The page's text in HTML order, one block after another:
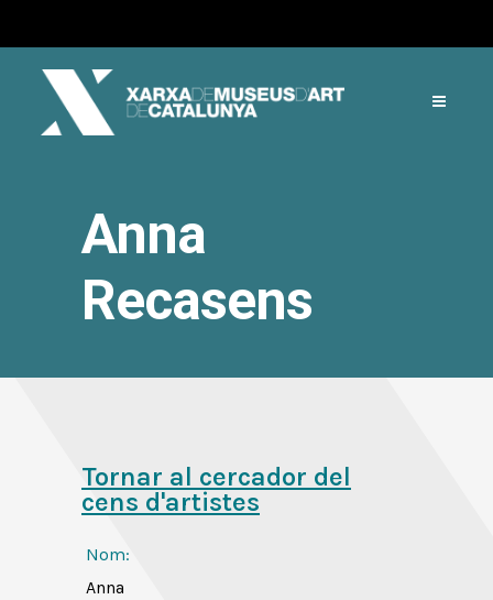
Anna
Recasens
Tornar al cercador del
cens d'artistes
Nom:
Anna